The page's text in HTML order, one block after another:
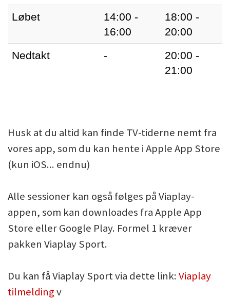
Løbet
14:00 -
16:00
18:00 -
20:00
Nedtakt
-
20:00 -
21:00
Husk at du altid kan finde TV-tiderne nemt fra
vores app, som du kan hente i Apple App Store
(kun iOS... endnu)
Alle sessioner kan også følges på Viaplay-
appen, som kan downloades fra Apple App
Store eller Google Play. Formel 1 kræver
pakken Viaplay Sport.
Du kan få Viaplay Sport via dette link:Viaplay
tilmeldingv